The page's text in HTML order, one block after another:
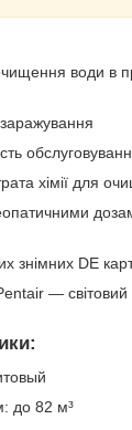
води в
хімії для
знімних DE
— світовий
до 82 м³